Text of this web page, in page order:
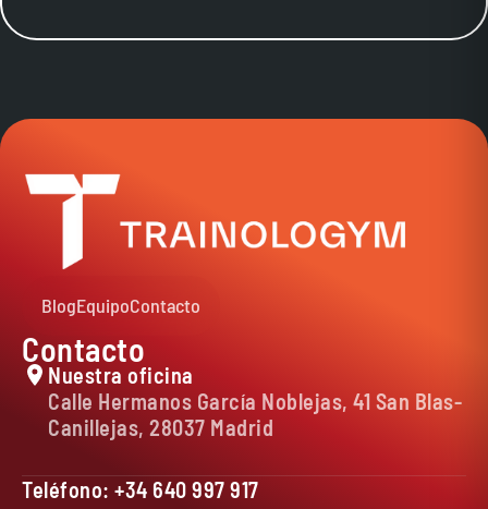
Contacto
Nuestra oficina
Calle Hermanos García Noblejas, 41 San Blas-
Canillejas, 28037 Madrid
Teléfono: +34 640 997 917
BlogEquipoContacto